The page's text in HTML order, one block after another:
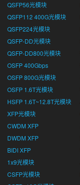
QSFP56光模块
QSFP112 400G光模块
QSFP224光模块
QSFP-DD光模块
QSFP-DD800光模块
OSFP 400Gbps
OSFP 800G光模块
OSFP 1.6T光模块
HSFP 1.6T~12.8T光模块
XFP光模块
CWDM XFP
DWDM XFP
BIDI XFP
1x9光模块
CSFP光模块